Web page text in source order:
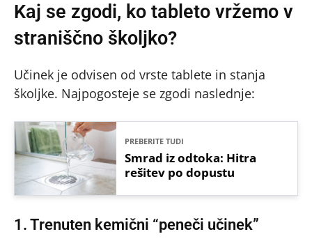
Kaj se zgodi, ko tableto vržemo v
straniščno školjko?
Učinek je odvisen od vrste tablete in stanja
školjke. Najpogosteje se zgodi naslednje:
PREBERITE TUDI
Smrad iz odtoka: Hitra
rešitev po dopustu
1. Trenuten kemični “peneči učinek”